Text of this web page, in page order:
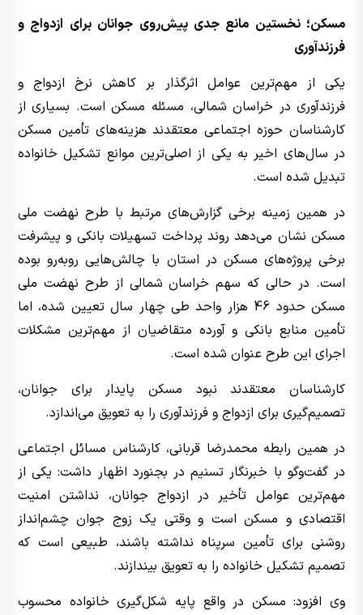
مسکن؛ نخستین مانع جدی پیش‌روی جوانان برای ازدواج و
فرزندآوری
یکی از مهم‌ترین عوامل اثرگذار بر کاهش نرخ ازدواج و
فرزندآوری در خراسان شمالی، مسئله مسکن است. بسیاری از
کارشناسان حوزه اجتماعی معتقدند هزینه‌های تأمین مسکن
در سال‌های اخیر به یکی از اصلی‌ترین موانع تشکیل خانواده
تبدیل شده است.
در همین زمینه برخی گزارش‌های مرتبط با طرح نهضت ملی
مسکن نشان می‌دهد روند پرداخت تسهیلات بانکی و پیشرفت
برخی پروژه‌های مسکن در استان با چالش‌هایی روبه‌رو بوده
است. در حالی که سهم خراسان شمالی از طرح نهضت ملی
مسکن حدود 46 هزار واحد طی چهار سال تعیین شده، اما
تأمین منابع بانکی و آورده متقاضیان از مهم‌ترین مشکلات
اجرای این طرح عنوان شده است.
کارشناسان معتقدند نبود مسکن پایدار برای جوانان،
تصمیم‌گیری برای ازدواج و فرزندآوری را به تعویق می‌اندازد.
در همین رابطه محمدرضا قربانی، کارشناس مسائل اجتماعی
در گفت‌وگو با خبرنگار تسنیم در بجنورد اظهار داشت: یکی از
مهم‌ترین عوامل تأخیر در ازدواج جوانان، نداشتن امنیت
اقتصادی و مسکن است و وقتی یک زوج جوان چشم‌انداز
روشنی برای تأمین سرپناه نداشته باشند، طبیعی است که
تصمیم تشکیل خانواده را به تعویق بیندازند.
وی افزود: مسکن در واقع پایه شکل‌گیری خانواده محسوب